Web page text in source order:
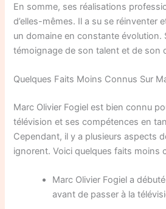
En somme, ses réalisations
d’elles-mêmes. Il a su se réinventer
un domaine en constante évolution.
témoignage de son talent et de son
Quelques Faits Moins Connus Sur
Marc Olivier Fogiel est bien connu
télévision et ses compétences en
Cependant, il y a plusieurs aspects
ignorent. Voici quelques faits moins
Marc Olivier Fogiel a
avant de passer à la